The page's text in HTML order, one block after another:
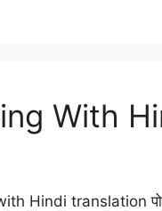
With
Hindi translation